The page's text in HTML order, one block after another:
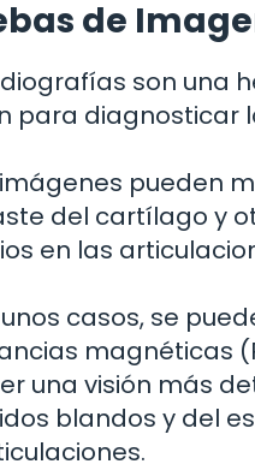
de
son una
para diagnosticar
pueden
del cartílago y
en las
casos, se
magnéticas
una visión más
blandos y del